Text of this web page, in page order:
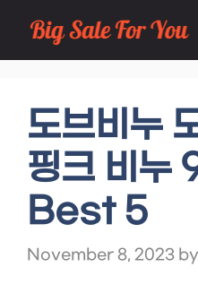
Skip
to
도브비누
핑크 비누
Best 5
November 8, 2023 by